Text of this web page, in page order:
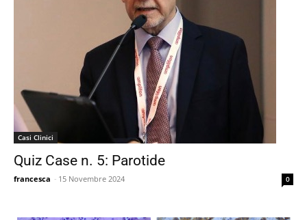
Casi Clinici
Quiz Case n. 5: Parotide
francesca - 15 Novembre 2024 0